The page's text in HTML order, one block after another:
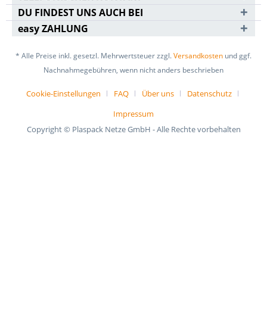
DU FINDEST UNS AUCH BEI
easy ZAHLUNG
* Alle Preise inkl. gesetzl. Mehrwertsteuer zzgl.Versandkosten und ggf.
Nachnahmegebühren, wenn nicht anders beschrieben
Cookie-Einstellungen FAQ Über uns
Datenschutz
Impressum
Copyright © Plaspack Netze GmbH - Alle Rechte vorbehalten